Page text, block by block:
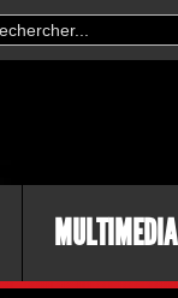
MULTIMEDIA